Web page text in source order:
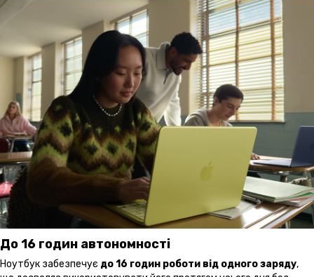
До 16 годин автономності
Ноутбук забезпечує до 16 годин роботи від одного заряду,